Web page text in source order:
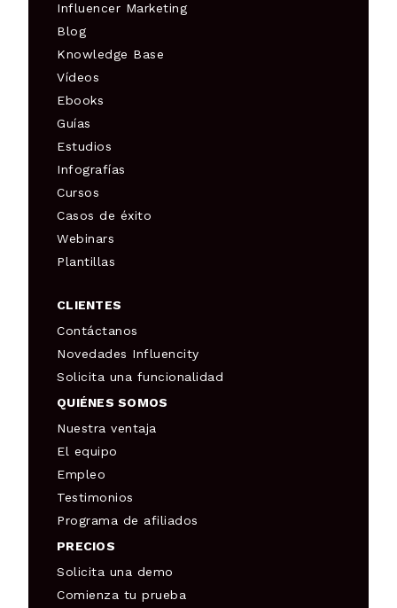
Influencer Marketing
Blog
Knowledge Base
Vídeos
Ebooks
Guías
Estudios
Infografías
Cursos
Casos de éxito
Webinars
Plantillas
CLIENTES
Contáctanos
Novedades Influencity
Solicita una funcionalidad
QUIÉNES SOMOS
Nuestra ventaja
El equipo
Empleo
Testimonios
Programa de afiliados
PRECIOS
Solicita una demo
Comienza tu prueba